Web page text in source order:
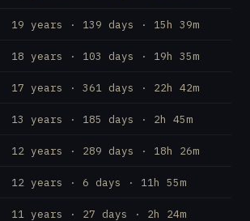
19 years · 139 days · 15h 39m
18 years · 103 days · 19h 35m
17 years · 361 days · 22h 42m
13 years · 185 days · 2h 45m
12 years · 289 days · 18h 26m
12 years · 6 days · 11h 55m
11 years · 27 days · 2h 24m